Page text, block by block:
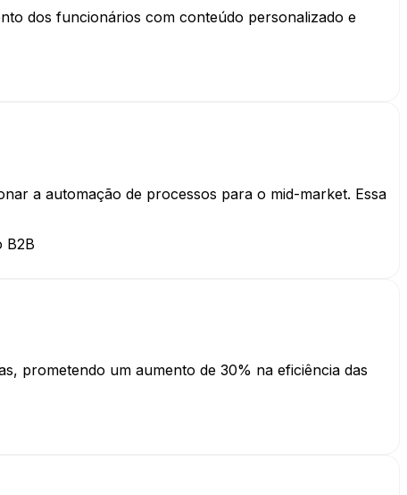
dos funcionários com conteúdo personalizado e
a automação de processos para o mid-market. Essa
B2B
prometendo um aumento de 30% na eficiência das